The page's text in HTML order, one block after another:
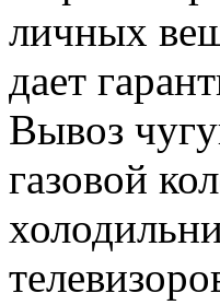
личных
дает
Вывоз
газовой